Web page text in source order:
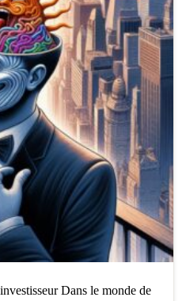
Dans le monde de